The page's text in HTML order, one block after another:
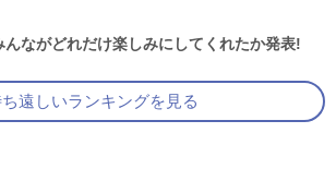
んながどれだけ楽しみにしてくれたか発表!
遠しいランキングを見る